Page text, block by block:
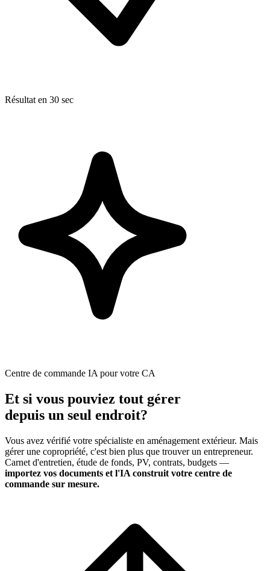
Résultat en 30 sec
Centre de commande IA pour votre CA
Et si vous pouviez tout gérer
depuis un seul endroit?
Vous avez vérifié votre spécialiste en aménagement extérieur. Mais
gérer une copropriété, c'est bien plus que trouver un entrepreneur.
Carnet d'entretien, étude de fonds, PV, contrats, budgets —
importez vos documents et l'IA construit votre centre de
commande sur mesure.